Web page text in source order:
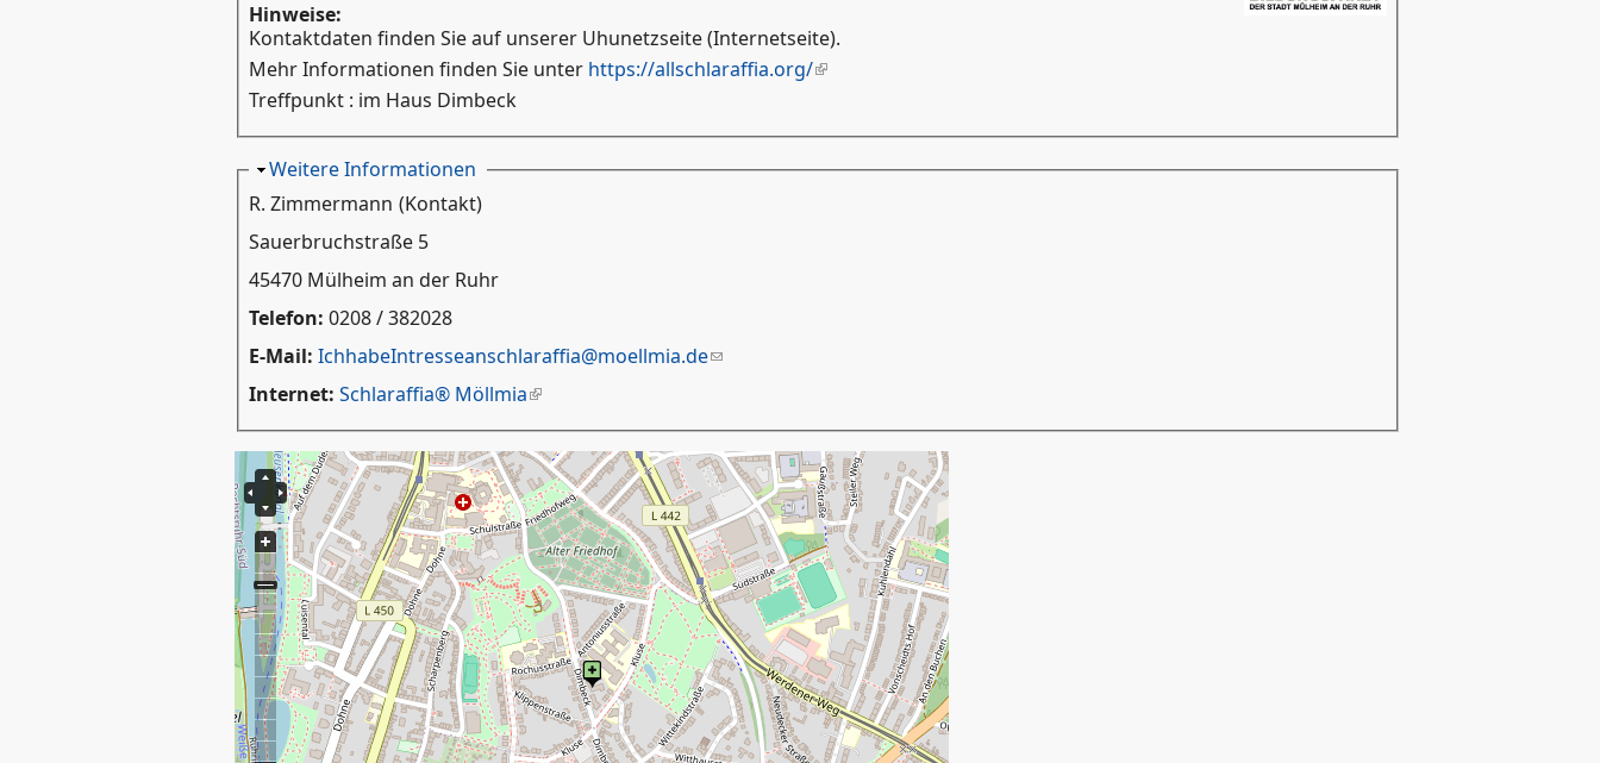
Hinweise:
Kontaktdaten finden Sie auf unserer Uhunetzseite (Internetseite).
Mehr Informationen finden Sie unter https://allschlaraffia.org/
Treffpunkt : im Haus Dimbeck
Ausblenden
Weitere Informationen
R. Zimmermann (Kontakt)
Sauerbruchstraße 5
45470 Mülheim an der Ruhr
Telefon: 0208 / 382028
E-Mail: IchhabeIntresseanschlaraffia@moellmia.de
Internet: Schlaraffia® Möllmia